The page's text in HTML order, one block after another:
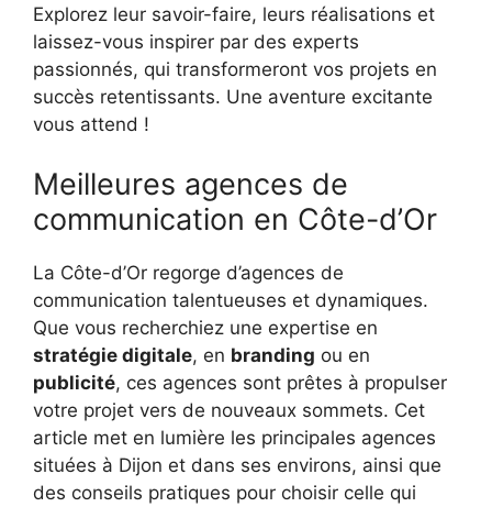
Explorez leur savoir-faire, leurs réalisations et
laissez-vous inspirer par des experts
passionnés, qui transformeront vos projets en
succès retentissants. Une aventure excitante
vous attend !
Meilleures agences de
communication en Côte-d’Or
La Côte-d’Or regorge d’agences de
communication talentueuses et dynamiques.
Que vous recherchiez une expertise en
stratégie digitale, en branding ou en
publicité, ces agences sont prêtes à propulser
votre projet vers de nouveaux sommets. Cet
article met en lumière les principales agences
situées à Dijon et dans ses environs, ainsi que
des conseils pratiques pour choisir celle qui